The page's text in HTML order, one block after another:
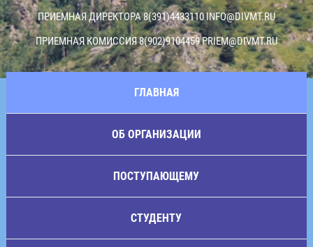
ПРИЕМНАЯ ДИРЕКТОРА 8(391)4433110INFO@DIVMT.RU
ПРИЕМНАЯ КОМИССИЯ 8(902)9104459PRIEM@DIVMT.RU
ГЛАВНАЯ
ОБ ОРГАНИЗАЦИИ
ПОСТУПАЮЩЕМУ
СТУДЕНТУ